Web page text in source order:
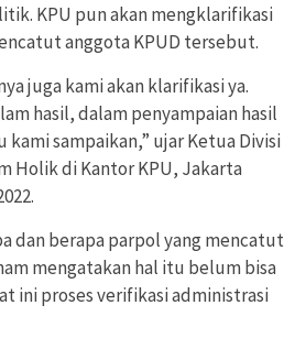
KPU pun akan mengklarifikasi
anggota KPUD tersebut.
juga kami akan klarifikasi ya.
hasil, dalam penyampaian hasil
sampaikan,” ujar Ketua Divisi
Holik di Kantor KPU, Jakarta
dan berapa parpol yang mencatut
mengatakan hal itu belum bisa
ini proses verifikasi administrasi